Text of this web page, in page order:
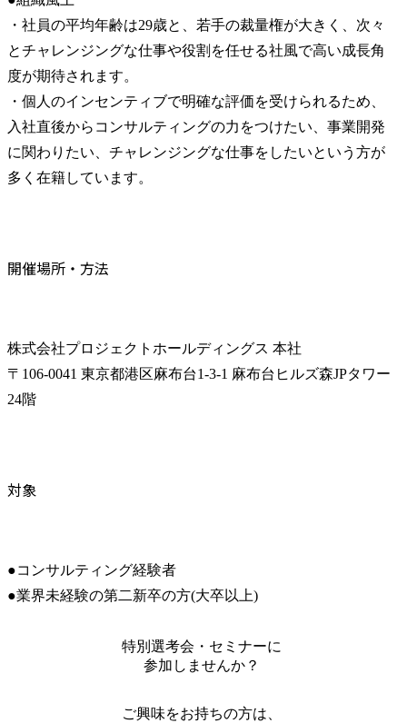
・社員の平均年齢は29歳と、若手の裁量権が大きく、次々
とチャレンジングな仕事や役割を任せる社風で高い成長角
度が期待されます。
・個人のインセンティブで明確な評価を受けられるため、
入社直後からコンサルティングの力をつけたい、事業開発
に関わりたい、チャレンジングな仕事をしたいという方が
多く在籍しています。
開催場所・方法
株式会社プロジェクトホールディングス 本社
〒106-0041 東京都港区麻布台1-3-1 麻布台ヒルズ森JPタワー
24階
対象
●コンサルティング経験者
●業界未経験の第二新卒の方(大卒以上)
特別選考会・セミナーに
参加しませんか？
ご興味をお持ちの方は、